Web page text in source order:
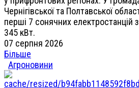
Чернігівської та Полтавської
перші 7 сонячних електростанцій
345 кВт.
07 серпня 2026
Більше
Агроновини